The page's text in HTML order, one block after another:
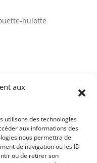
aux
utilisons des technologies
aux informations des
nous permettra de
de navigation ou les ID
ou de retirer son
hulotte
Famille
Picardie Nature